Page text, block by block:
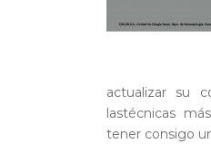
actualizar su
lastécnicas
tener consigo